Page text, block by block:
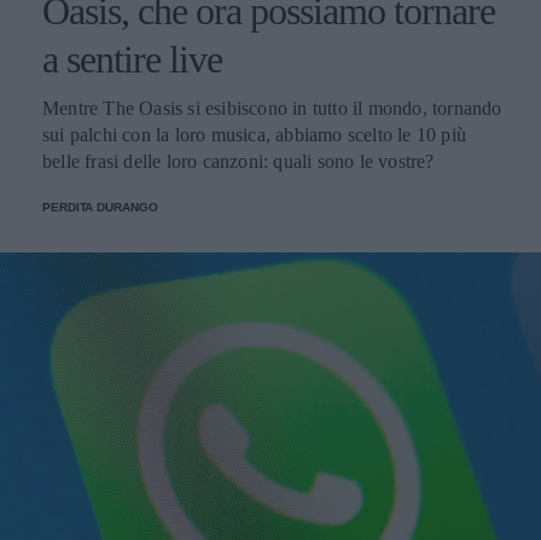
Oasis, che ora possiamo tornare
a sentire live
Mentre The Oasis si esibiscono in tutto il mondo, tornando
sui palchi con la loro musica, abbiamo scelto le 10 più
belle frasi delle loro canzoni: quali sono le vostre?
PERDITA DURANGO